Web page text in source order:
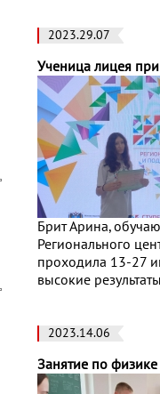
2023.29.07
Ученица лицея
Брит Арина,
Регионального
проходила 13-27
высокие
2023.14.06
Занятие по